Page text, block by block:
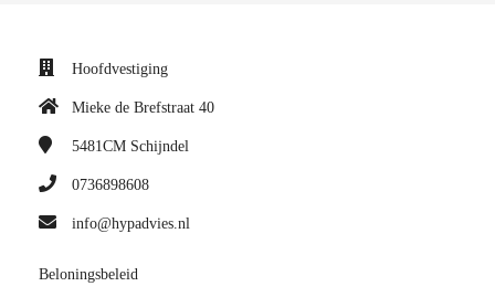
Hoofdvestiging
Mieke de Brefstraat 40
5481CM Schijndel
0736898608
info@hypadvies.nl
Beloningsbeleid